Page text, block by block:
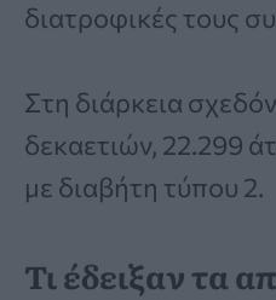
διατροφικές τους
Στη διάρκεια
δεκαετιών, 22.299
με διαβήτη τύπου 2.
Τι έδειξαν τα